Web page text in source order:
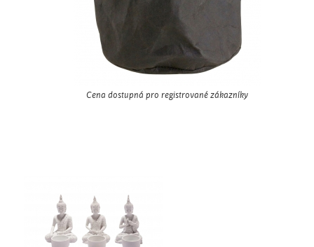
Cena dostupná pro registrované zákazníky